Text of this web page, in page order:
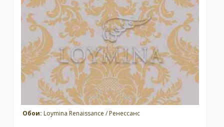
Обои: Loymina Renaissance / Ренессанс